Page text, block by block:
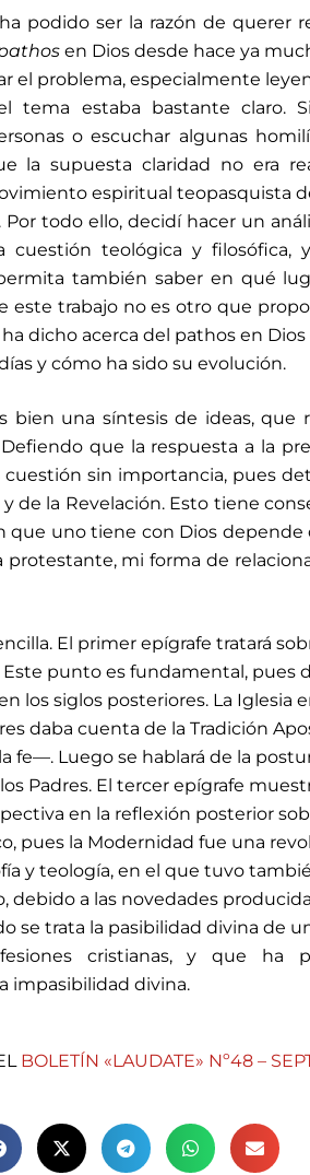
podido ser la razón de querer
en Dios desde hace ya
el problema, especialmente
tema estaba bastante claro.
o escuchar algunas
la supuesta claridad no era
espiritual teopasquista
Por todo ello, decidí hacer un
teológica y filosófica,
también saber en qué
este trabajo no es otro que
dicho acerca del pathos en
y cómo ha sido su evolución.
bien una síntesis de ideas, que
que la respuesta a la
sin importancia, pues
y de la Revelación. Esto tiene
que uno tiene con Dios
protestante, mi forma de
El primer epígrafe tratará
punto es fundamental, pues
los siglos posteriores. La Iglesia
daba cuenta de la Tradición
fe—. Luego se hablará de la
Padres. El tercer epígrafe
en la reflexión posterior
pues la Modernidad fue una
y teología, en el que tuvo
debido a las novedades
se trata la pasibilidad divina de
cristianas, y que ha
impasibilidad divina.
BOLETÍN «LAUDATE» Nº48 –